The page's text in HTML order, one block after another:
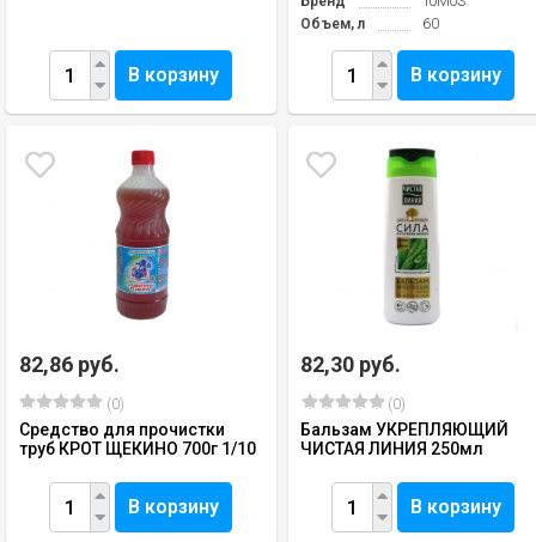
В корзину
Объем, л
60
В корзину
82,86 руб.
(0)
Средство для прочистки
труб КРОТ ЩЕКИНО 700г 1/10
В корзину
82,30 руб.
(0)
Бальзам УКРЕПЛЯЮЩИЙ
ЧИСТАЯ ЛИНИЯ 250мл
В корзину